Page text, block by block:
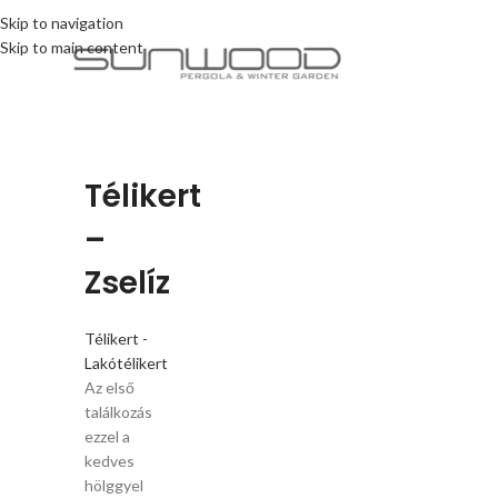
Skip to navigation
Skip to main content
Télikert
–
Zselíz
Télikert -
Lakótélikert
Az első
találkozás
ezzel a
kedves
hölggyel